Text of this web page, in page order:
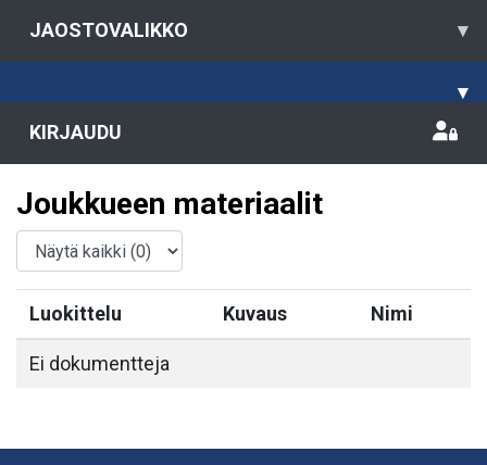
JAOSTOVALIKKO ▾
▾
KIRJAUDU
Joukkueen materiaalit
Luokittelu Kuvaus Nimi
Ei dokumentteja